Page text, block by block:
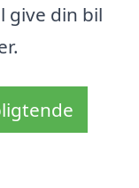
give din bil